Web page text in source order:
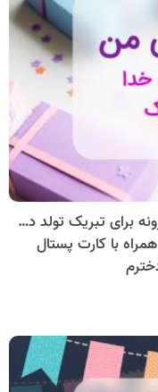
40 متن جذاب و خاص و احساسی دخترونه برای تبریک تولد دخترم
با کارت پستال